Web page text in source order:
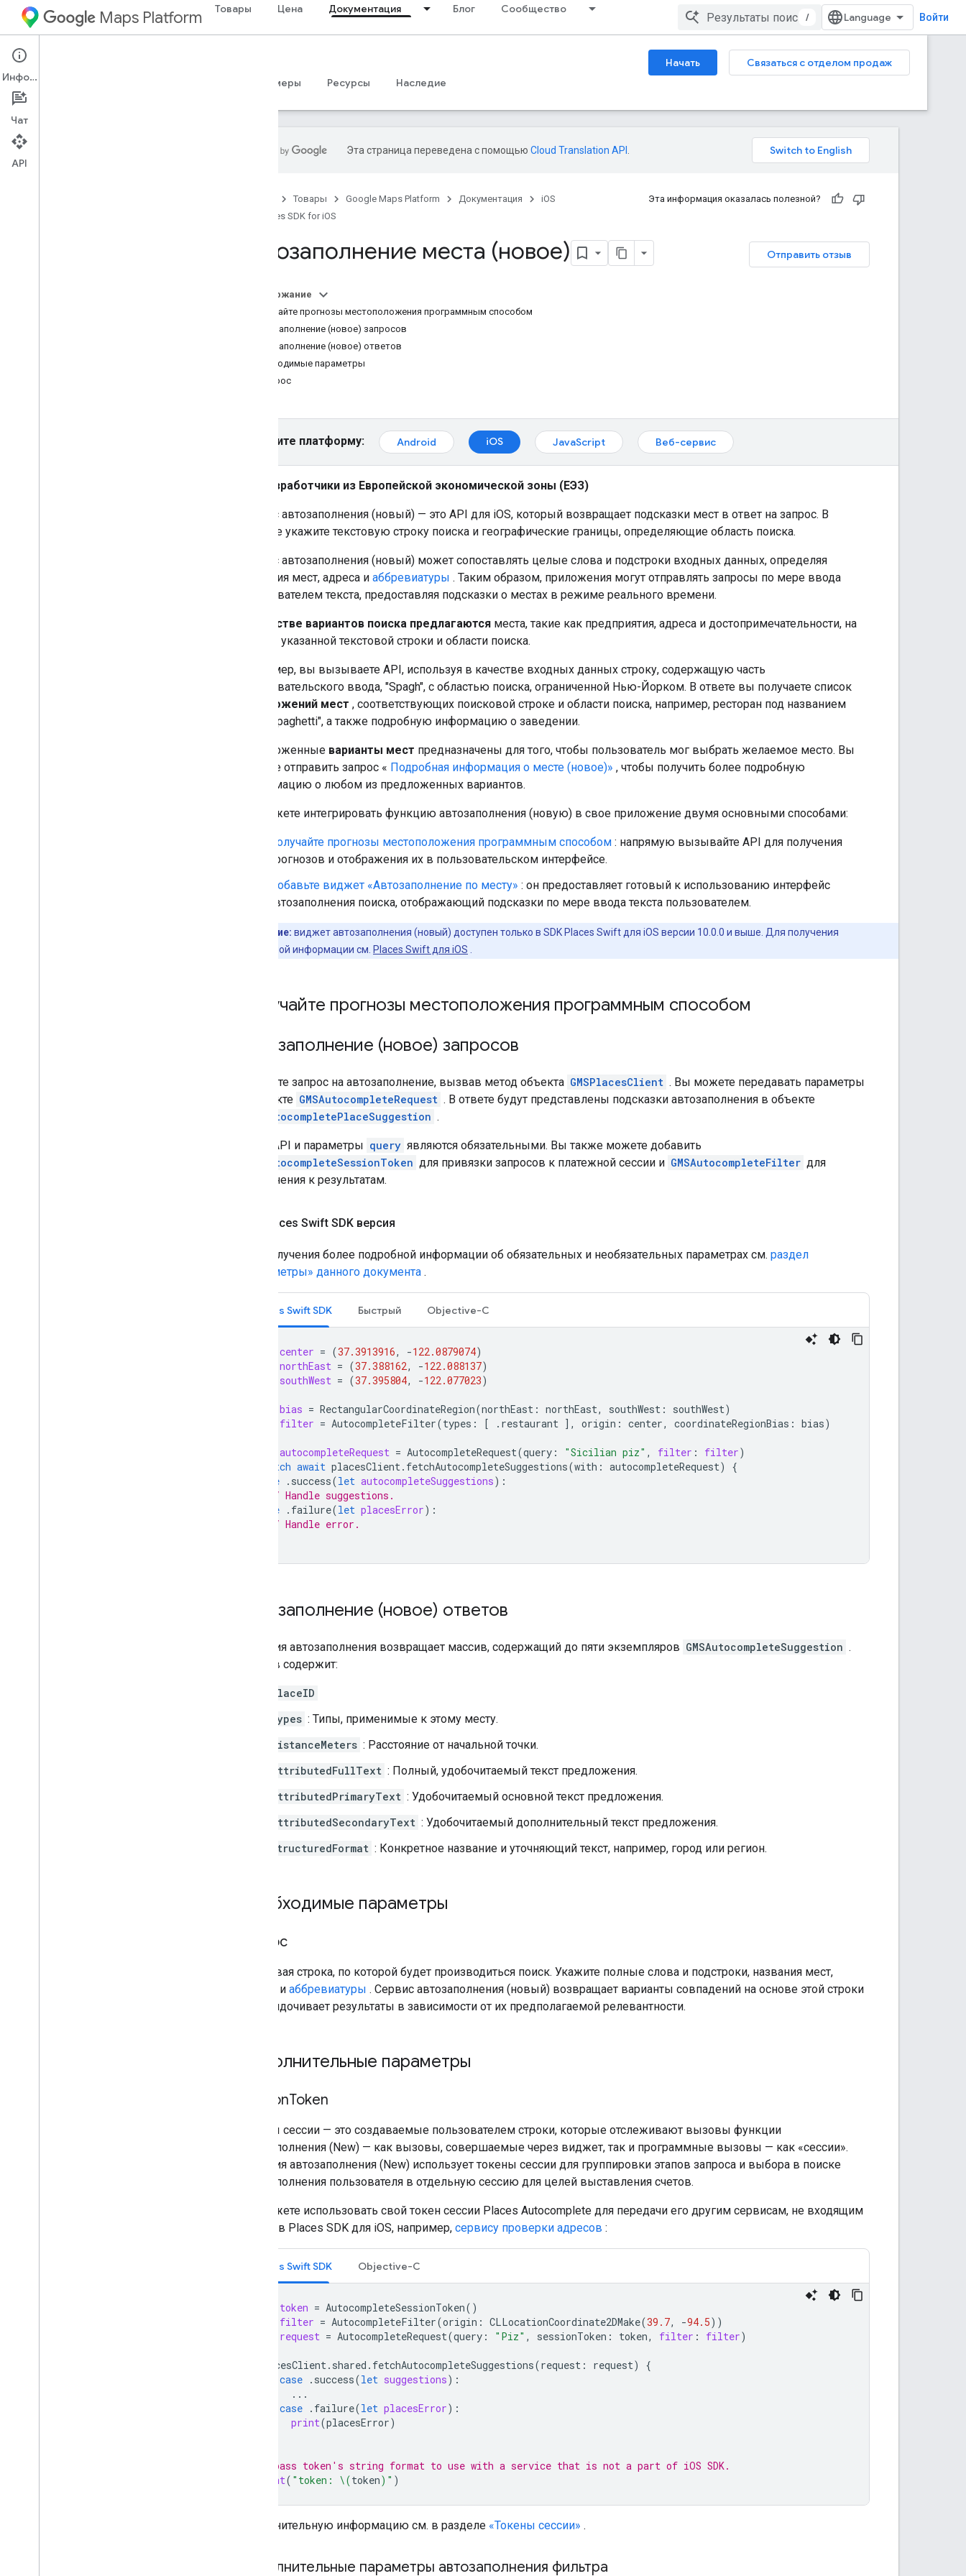
Maps Platform Товары Цена Документация Блог Сообщество
/ Войти
iOS Начать
Связаться с отделом продаж
Руководства
Примеры Ресурсы Наследие
Эта страница переведена с помощью Cloud Translation API
Товары Google Maps Platform Документация
iOS
Places SDK for iOS
Эта информация оказалась полезной?
Отправить отзыв
Автозаполнение места (новое)
Содержание
Получайте прогнозы местоположения программным способом
Автозаполнение (новое) запросов
Автозаполнение (новое) ответов
Необходимые параметры
запрос
Выберите платформу: Android iOS JavaScript Веб-сервис
Разработчики из Европейской экономической зоны (ЕЭЗ)
Сервис автозаполнения (новый) — это API для iOS, который возвращает подсказки мест в ответ на запрос. В
запросе укажите текстовую строку поиска и географические границы, определяющие область поиска.
Сервис автозаполнения (новый) может сопоставлять целые слова и подстроки входных данных, определяя
названия мест, адреса и аббревиатуры . Таким образом, приложения могут отправлять запросы по мере ввода
пользователем текста, предоставляя подсказки о местах в режиме реального времени.
В качестве вариантов поиска предлагаются места, такие как предприятия, адреса и достопримечательности, на
основе указанной текстовой строки и области поиска.
Например, вы вызываете API, используя в качестве входных данных строку, содержащую часть
пользовательского ввода, "Spagh", с областью поиска, ограниченной Нью-Йорком. В ответе вы получаете список
предложений мест , соответствующих поисковой строке и области поиска, например, ресторан под названием
"Cafe Spaghetti", а также подробную информацию о заведении.
Предложенные варианты мест предназначены для того, чтобы пользователь мог выбрать желаемое место. Вы
можете отправить запрос « Подробная информация о месте (новое)» , чтобы получить более подробную
информацию о любом из предложенных вариантов.
Вы можете интегрировать функцию автозаполнения (новую) в свое приложение двумя основными способами:
Получайте прогнозы местоположения программным способом : напрямую вызывайте API для получения
прогнозов и отображения их в пользовательском интерфейсе.
Добавьте виджет «Автозаполнение по месту» : он предоставляет готовый к использованию интерфейс
автозаполнения поиска, отображающий подсказки по мере ввода текста пользователем.
Примечание: виджет автозаполнения (новый) доступен только в SDK Places Swift для iOS версии 10.0.0 и выше. Для получения
дополнительной информации см. Places Swift для iOS
Получайте прогнозы местоположения программным способом
Автозаполнение (новое) запросов
Создайте запрос на автозаполнение, вызвав метод объекта GMSPlacesClient . Вы можете передавать параметры
в объекте GMSAutocompleteRequest . В ответе будут представлены подсказки автозаполнения в объекте
GMSAutocompletePlaceSuggestion .
Ключ API и параметры query являются обязательными. Вы также можете добавить
GMSAutocompleteSessionToken для привязки запросов к платежной сессии и GMSAutocompleteFilter для
применения к результатам.
Places Swift SDK версия
Для получения более подробной информации об обязательных и необязательных параметрах см. раздел
«Параметры» данного документа .
Places Swift SDK Быстрый Objective-C
center = (37.3913916, -122.0879074)
northEast = (37.388162, -122.088137)
southWest = (37.395804, -122.077023)
bias = RectangularCoordinateRegion(northEast : northEast, southWest : southWest)
filter = AutocompleteFilter(types : [ . restaurant ], origin : center, coordinateRegionBias : bias)
autocompleteRequest = AutocompleteRequest(query : "Sicilian piz" , filter : filter)
switch await placesClient. fetchAutocompleteSuggestions(with : autocompleteRequest)
{
case . success(let autocompleteSuggestions):
// Handle suggestions.
case . failure(let placesError):
// Handle error.
Автозаполнение (новое) ответов
Функция автозаполнения возвращает массив, содержащий до пяти экземпляров GMSAutocompleteSuggestion .
Массив содержит:
placeID
types : Типы, применимые к этому месту.
distanceMeters : Расстояние от начальной точки.
attributedFullText : Полный, удобочитаемый текст предложения.
attributedPrimaryText : Удобочитаемый основной текст предложения.
attributedSecondaryText : Удобочитаемый дополнительный текст предложения.
structuredFormat : Конкретное название и уточняющий текст, например, город или регион.
Необходимые параметры
запрос
Текстовая строка, по которой будет производиться поиск. Укажите полные слова и подстроки, названия мест,
адреса и аббревиатуры . Сервис автозаполнения (новый) возвращает варианты совпадений на основе этой строки
и упорядочивает результаты в зависимости от их предполагаемой релевантности.
Дополнительные параметры
sessionToken
Токены сессии — это создаваемые пользователем строки, которые отслеживают вызовы функции
автозаполнения (New) — как вызовы, совершаемые через виджет, так и программные вызовы — как «сессии».
Функция автозаполнения (New) использует токены сессии для группировки этапов запроса и выбора в поиске
автозаполнения пользователя в отдельную сессию для целей выставления счетов.
Вы можете использовать свой токен сессии Places Autocomplete для передачи его другим сервисам, не входящим
в состав Places SDK для iOS, например, сервису проверки адресов :
Places Swift SDK Objective-C
token = AutocompleteSessionToken()
filter = AutocompleteFilter(origin : CLLocationCoordinate2DMake(39.7, -94.5))
request = AutocompleteRequest(query : "Piz" , sessionToken : token, filter : filter)
PlacesClient. shared . fetchAutocompleteSuggestions(request : request)
{
case . success(let suggestions):
...
case . failure(let placesError):
print(placesError)
// pass token's string format to use with a service that is not a part of iOS SDK.
print( "token: \(token) " )
Дополнительную информацию см. в разделе «Токены сессии» .
Дополнительные параметры автозаполнения фильтра
Информация
Чат
API